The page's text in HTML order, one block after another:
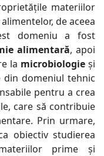
materiilor
de aceea
domeniu a fost
alimentară, apoi
la microbiologie și
domeniul tehnic
pentru a crea
care să contribuie
Prin urmare,
obiectiv studierea
prime și